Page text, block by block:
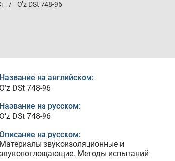
O’z DSt 748-96
Название на английском:
O’z DSt 748-96
Название на русском:
O’z DSt 748-96
Описание на русском:
Материалы звукоизоляционные и
звукопоглощающие. Методы испытаний